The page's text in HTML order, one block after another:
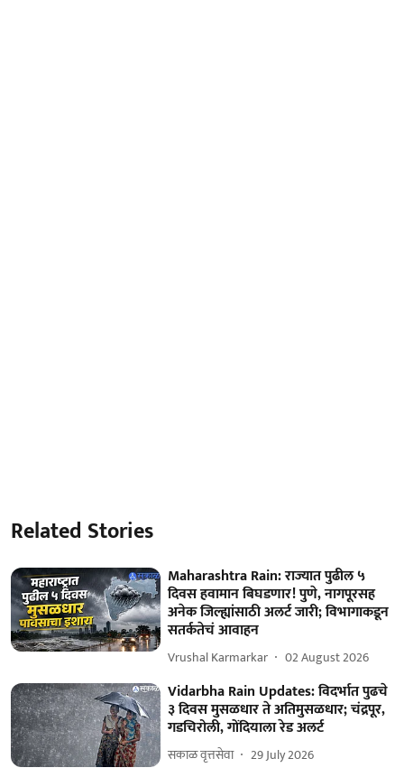
Related Stories
Maharashtra Rain: राज्यात पुढील ५
दिवस हवामान बिघडणार! पुणे, नागपूरसह
अनेक जिल्ह्यांसाठी अलर्ट जारी; विभागाकडून
सतर्कतेचं आवाहन
Vrushal Karmarkar 02 August 2026
Vidarbha Rain Updates: विदर्भात पुढचे
३ दिवस मुसळधार ते अतिमुसळधार; चंद्रपूर,
गडचिरोली, गोंदियाला रेड अलर्ट
सकाळ वृत्तसेवा 29 July 2026